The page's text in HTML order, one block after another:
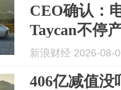
CEO确认：
Taycan不停
新浪财经 2026-08-
406亿减值没